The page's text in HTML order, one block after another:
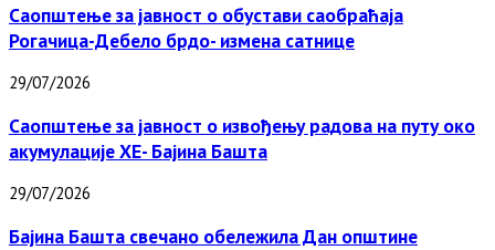
Саопштење за јавност о обустави саобраћаја
Рогачица-Дебело брдо- измена сатнице
29/07/2026
Саопштење за јавност о извођењу радова на путу око
акумулације ХЕ- Бајина Башта
29/07/2026
Бајина Башта свечано обележила Дан општине